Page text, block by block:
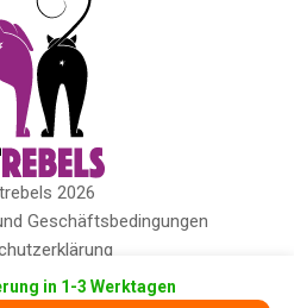
in 1-3 Werktagen
2026
Geschäftsbedingungen